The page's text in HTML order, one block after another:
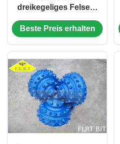
dreikegeliges Felsen-
Stückchen/Hardrock-
Bohrer 12 1/4"
Beste Preis erhalten